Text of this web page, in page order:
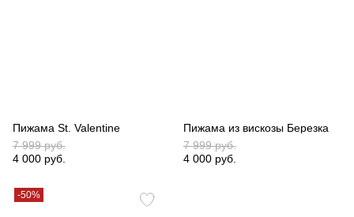
Пижама St. Valentine
4 000 руб.
7 999 руб.
Пижама из вискозы Березка
4 000 руб.
7 999 руб.
-50%